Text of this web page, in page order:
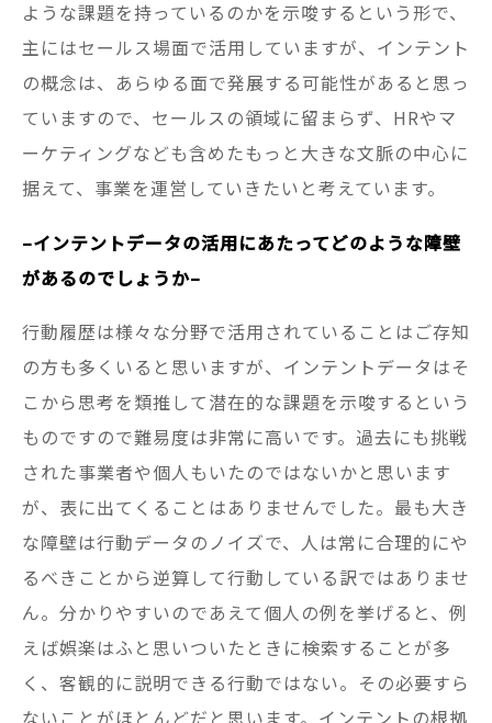
ような課題を持っているのかを示唆するという形で、
主にはセールス場面で活用していますが、インテント
の概念は、あらゆる面で発展する可能性があると思っ
ていますので、セールスの領域に留まらず、HRやマ
ーケティングなども含めたもっと大きな文脈の中心に
据えて、事業を運営していきたいと考えています。
–インテントデータの活用にあたってどのような障壁
があるのでしょうか–
行動履歴は様々な分野で活用されていることはご存知
の方も多くいると思いますが、インテントデータはそ
こから思考を類推して潜在的な課題を示唆するという
ものですので難易度は非常に高いです。過去にも挑戦
された事業者や個人もいたのではないかと思います
が、表に出てくることはありませんでした。最も大き
な障壁は行動データのノイズで、人は常に合理的にや
るべきことから逆算して行動している訳ではありませ
ん。分かりやすいのであえて個人の例を挙げると、例
えば娯楽はふと思いついたときに検索することが多
く、客観的に説明できる行動ではない。その必要すら